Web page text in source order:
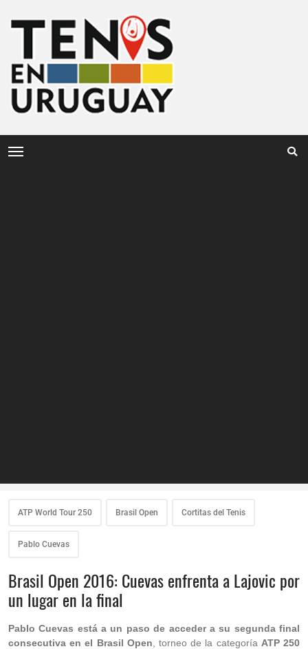
ATP World Tour 250 Brasil Open Cortitas del Tenis
Pablo Cuevas
Brasil Open 2016: Cuevas enfrenta a Lajovic por
un lugar en la final
Pablo Cuevas está a un paso de acceder a su segunda final
consecutiva en el Brasil Open , torneo de la categoría ATP 250